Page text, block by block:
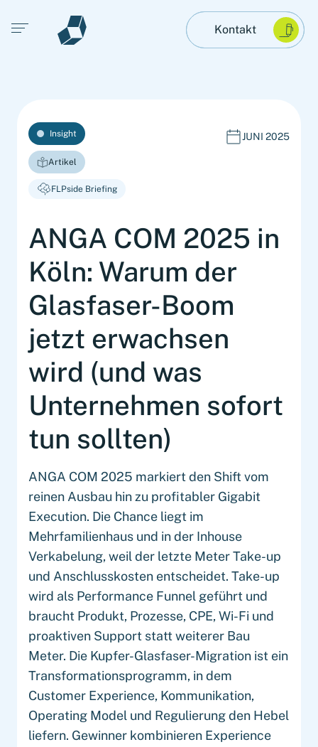
Open main menu Kontakt
Insight
Artikel
FLPside Briefing
JUNI 2025
ANGA COM 2025 in
Köln: Warum der
Glasfaser-Boom
jetzt erwachsen
wird (und was
Unternehmen sofort
tun sollten)
ANGA COM 2025 markiert den Shift vom
reinen Ausbau hin zu profitabler Gigabit
Execution. Die Chance liegt im
Mehrfamilienhaus und in der Inhouse
Verkabelung, weil der letzte Meter Take-up
und Anschlusskosten entscheidet. Take-up
wird als Performance Funnel geführt und
braucht Produkt, Prozesse, CPE, Wi-Fi und
proaktiven Support statt weiterer Bau
Meter. Die Kupfer-Glasfaser-Migration ist ein
Transformationsprogramm, in dem
Customer Experience, Kommunikation,
Operating Model und Regulierung den Hebel
liefern. Gewinner kombinieren Experience